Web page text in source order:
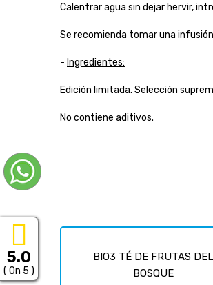
Calentrar agua sin dejar hervir,
Se recomienda tomar una
- Ingredientes:
Edición limitada. Selección
No contiene aditivos.
BIO3 TÉ DE FRUTAS DEL
BOSQUE
5.0
( On 5 )